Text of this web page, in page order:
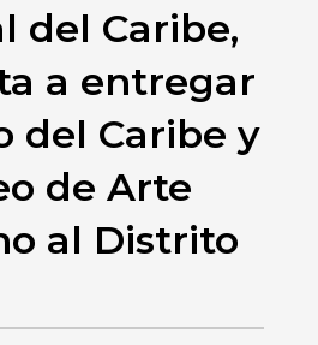
del Caribe,
a entregar
del Caribe y
de Arte
al Distrito